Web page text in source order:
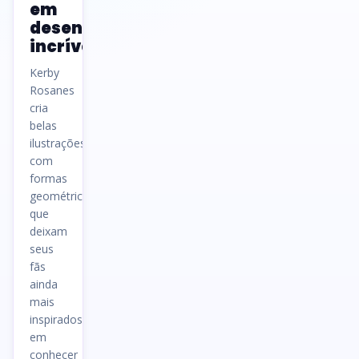
em
desenhos
incríveis
Kerby
Rosanes
cria
belas
ilustrações
com
formas
geométricas
que
deixam
seus
fãs
ainda
mais
inspirados
em
conhecer